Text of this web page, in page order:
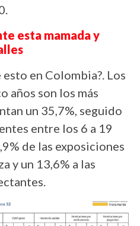
esta mamada y
en Colombia?. Los
años son los más
un 35,7%, seguido
entre los 6 a 19
de las exposiciones
y un 13,6% a las